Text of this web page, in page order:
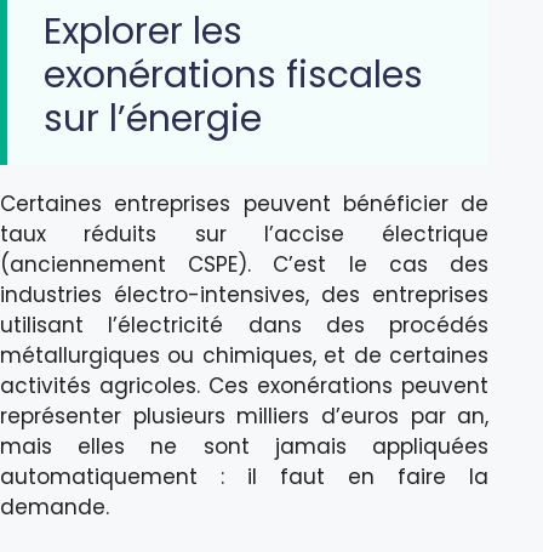
Explorer les
exonérations fiscales
sur l’énergie
Certaines entreprises peuvent bénéficier de
taux réduits sur l’accise électrique
(anciennement CSPE). C’est le cas des
industries électro-intensives, des entreprises
utilisant l’électricité dans des procédés
métallurgiques ou chimiques, et de certaines
activités agricoles. Ces exonérations peuvent
représenter plusieurs milliers d’euros par an,
mais elles ne sont jamais appliquées
automatiquement : il faut en faire la
demande.